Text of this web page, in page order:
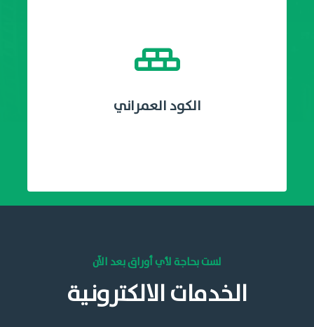
الكود العمراني
لست بحاجة لأي أوراق بعد الآن
الخدمات الالكترونية